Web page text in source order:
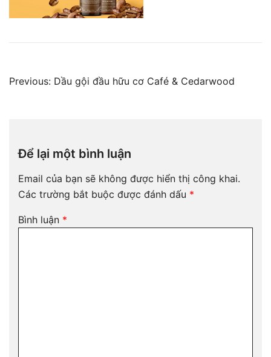
Điều
Previous: Dầu gội đầu hữu cơ Café & Cedarwood
Để lại một bình luận
Email của bạn sẽ không được hiển thị công khai.
Các trường bắt buộc được đánh dấu *
Bình luận *